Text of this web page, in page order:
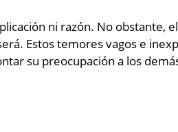
ni razón. No obstante,
Estos temores vagos e
su preocupación a los